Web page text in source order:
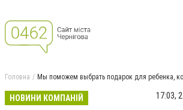
Головна Мы поможем выбрать подарок для ребенка,
НОВИНИ КОМПАНІЙ 17:03,